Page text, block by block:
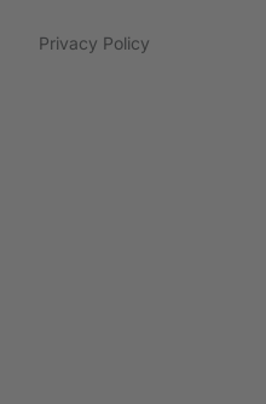
Privacy Policy